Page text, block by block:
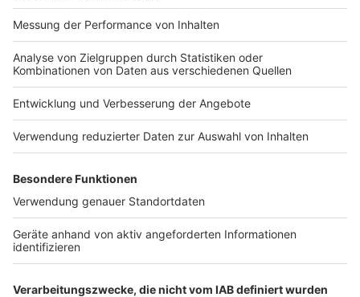
Impressum
Nutzungsbedingungen
Jobs
Presse
Werben
Archiv
ANTENNE BAYERN GROUP
Stiftung ANTENNE BAYERN
hilft
Kontakt
Studio-Hotline
Verkehrs-Hotline
Newsletter